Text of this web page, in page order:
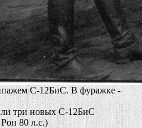
С-12БиС. В фуражке -
три новых С-12БиС
80 л.с.)